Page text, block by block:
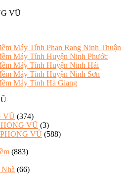
VŨ
Máy Tính Phan Rang Ninh Thuận
Máy Tính Huyện Ninh Phước
Máy Tính Huyện Ninh Hải
Máy Tính Huyện Ninh Sơn
Máy Tính Hà Giang
VŨ (374)
VŨ (3)
VỦ (588)
(883)
(66)